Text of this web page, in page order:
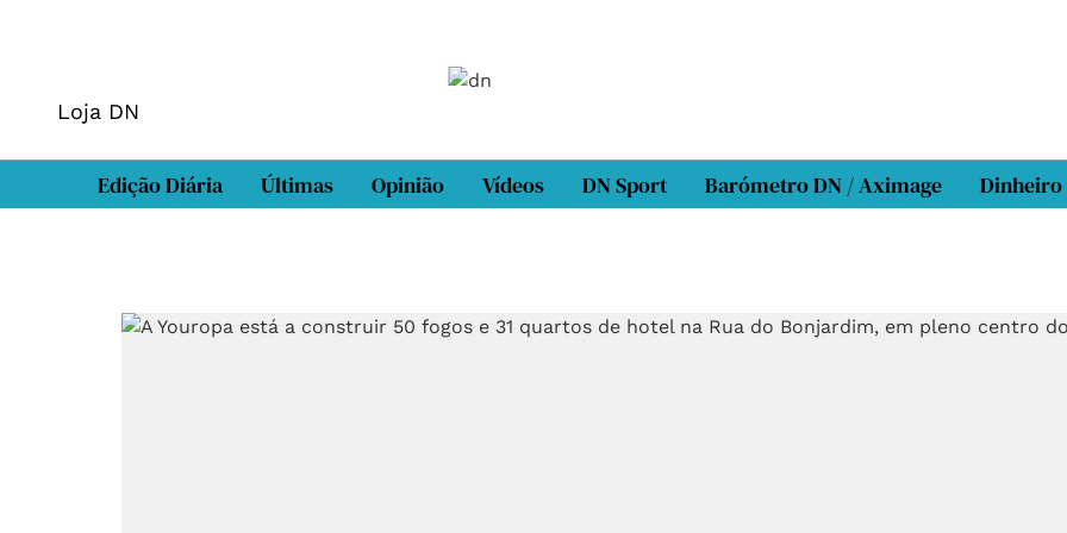
Loja DN
Edição Diária Últimas Opinião Vídeos DN Sport Barómetro DN / Aximage Dinheiro